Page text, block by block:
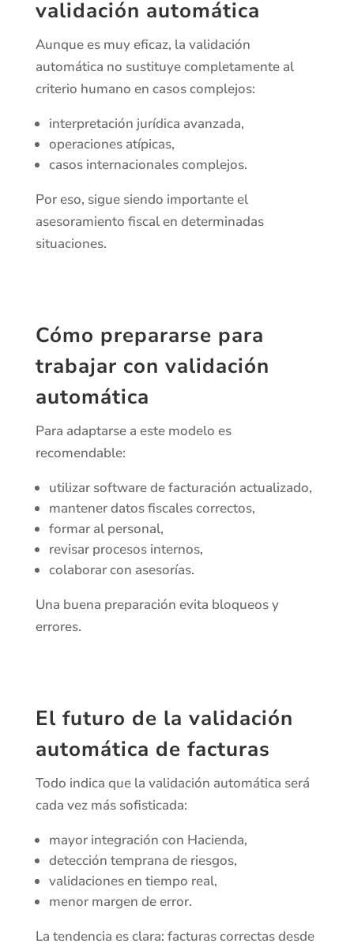
validación automática
Aunque es muy eficaz, la validación
automática no sustituye completamente al
criterio humano en casos complejos:
interpretación jurídica avanzada,
operaciones atípicas,
casos internacionales complejos.
Por eso, sigue siendo importante el
asesoramiento fiscal en determinadas
situaciones.
Cómo prepararse para
trabajar con validación
automática
Para adaptarse a este modelo es
recomendable:
utilizar software de facturación actualizado,
mantener datos fiscales correctos,
formar al personal,
revisar procesos internos,
colaborar con asesorías.
Una buena preparación evita bloqueos y
errores.
El futuro de la validación
automática de facturas
Todo indica que la validación automática será
cada vez más sofisticada:
mayor integración con Hacienda,
detección temprana de riesgos,
validaciones en tiempo real,
menor margen de error.
La tendencia es clara: facturas correctas desde